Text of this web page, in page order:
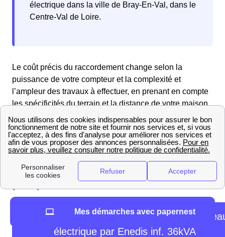
électrique dans la ville de Bray-En-Val, dans le
Centre-Val de Loire.
Le coût précis du raccordement change selon la
puissance de votre compteur et la complexité et
l’ampleur des travaux à effectuer, en prenant en compte
les spécificités du terrain et la distance de votre maison
par rapport au réseau de distribution.
Pour vous donner une idée des prix, Enedis offre un
barème tarifaire pour les raccordements. Consultez les
tarifs dans le tableau ci-dessous pour savoir combien va
coûter le raccordement de votre maison à Bray-En-Val
Grille tarifaire pour un branchement au
électrique par Enedis inf. 36kVA
Mes démarches avec papernest